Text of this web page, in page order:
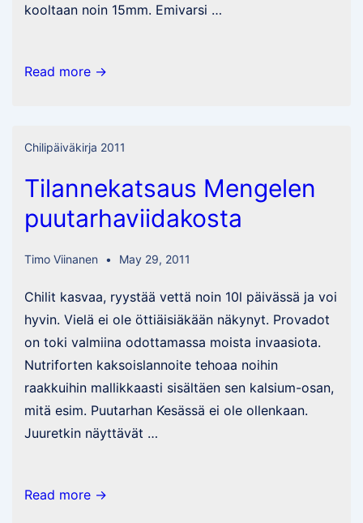
kooltaan noin 15mm. Emivarsi …
Mysteerichili,
annuum
sittenkään
Read more →
Chilipäiväkirja 2011
Tilannekatsaus Mengelen
puutarhaviidakosta
Timo Viinanen May 29, 2011
Chilit kasvaa, ryystää vettä noin 10l päivässä ja voi
hyvin. Vielä ei ole öttiäisiäkään näkynyt. Provadot
on toki valmiina odottamassa moista invaasiota.
Nutriforten kaksoislannoite tehoaa noihin
raakkuihin mallikkaasti sisältäen sen kalsium-osan,
mitä esim. Puutarhan Kesässä ei ole ollenkaan.
Juuretkin näyttävät …
Tilannekatsaus
Read more →